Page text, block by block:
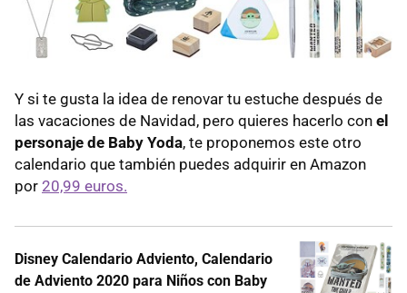
Y si te gusta la idea de renovar tu estuche después de
las vacaciones de Navidad, pero quieres hacerlo con el
personaje de Baby Yoda, te proponemos este otro
calendario que también puedes adquirir en Amazon
por 20,99 euros.
Disney Calendario Adviento, Calendario
de Adviento 2020 para Niños con Baby